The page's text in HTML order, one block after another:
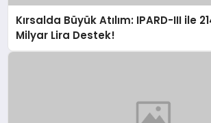
Kırsalda Büyük Atılım: IPARD-III ile
Milyar Lira Destek!